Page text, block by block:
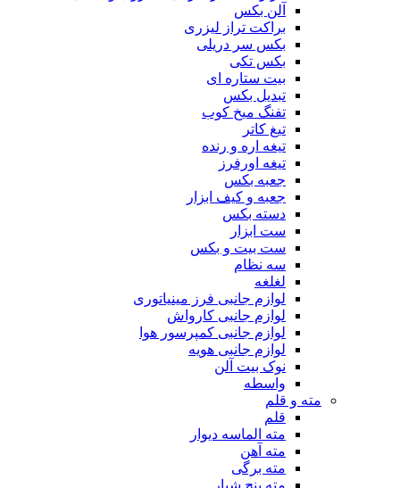
آلن بکس
براکت تراز لیزری
بکس سر دریلی
بکس تکی
بیت ستاره ای
تبدیل بکس
تفنگ میخ کوب
تیغ کاتر
تیغه اره و رنده
تیغه اورفرز
جعبه بکس
جعبه و کیف ابزار
دسته بکس
ست ابزار
ست بیت و بکس
سه نظام
لغلغه
لوازم جانبی فرز مینیاتوری
لوازم جانبی کارواش
لوازم جانبی کمپرسور هوا
لوازم جانبی هویه
نوک بیت آلن
واسطه
مته و قلم
قلم
مته الماسه دیوار
مته آهن
مته برگی